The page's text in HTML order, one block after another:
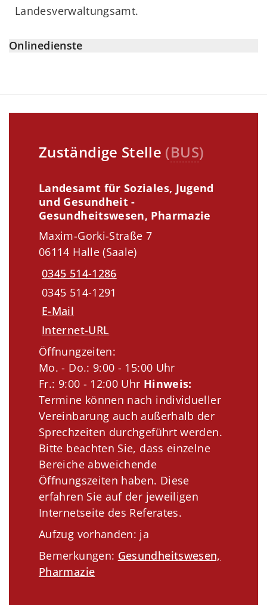
Landesverwaltungsamt.
Onlinedienste
Zuständige Stelle (BUS)
Landesamt für Soziales, Jugend
und Gesundheit -
Gesundheitswesen, Pharmazie
Maxim-Gorki-Straße 7
06114 Halle (Saale)
0345 514-1286
0345 514-1291
E-Mail
Internet-URL
Öffnungzeiten:
Mo. - Do.: 9:00 - 15:00 Uhr
Fr.: 9:00 - 12:00 Uhr Hinweis:
Termine können nach individueller
Vereinbarung auch außerhalb der
Sprechzeiten durchgeführt werden.
Bitte beachten Sie, dass einzelne
Bereiche abweichende
Öffnungszeiten haben. Diese
erfahren Sie auf der jeweiligen
Internetseite des Referates.
Aufzug vorhanden: ja
Bemerkungen: Gesundheitswesen,
Pharmazie